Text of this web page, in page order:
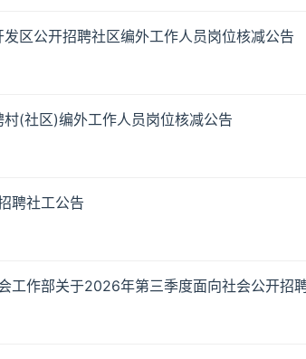
区公开招聘社区编外工作人员岗位核减公告
(社区)编外工作人员岗位核减公告
聘社工公告
工作部关于2026年第三季度面向社会公开招